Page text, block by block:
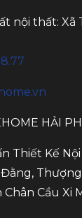
nội thất: Xã
HẢI
Thiết Kế
Đằng,
Chân Cầu Xi